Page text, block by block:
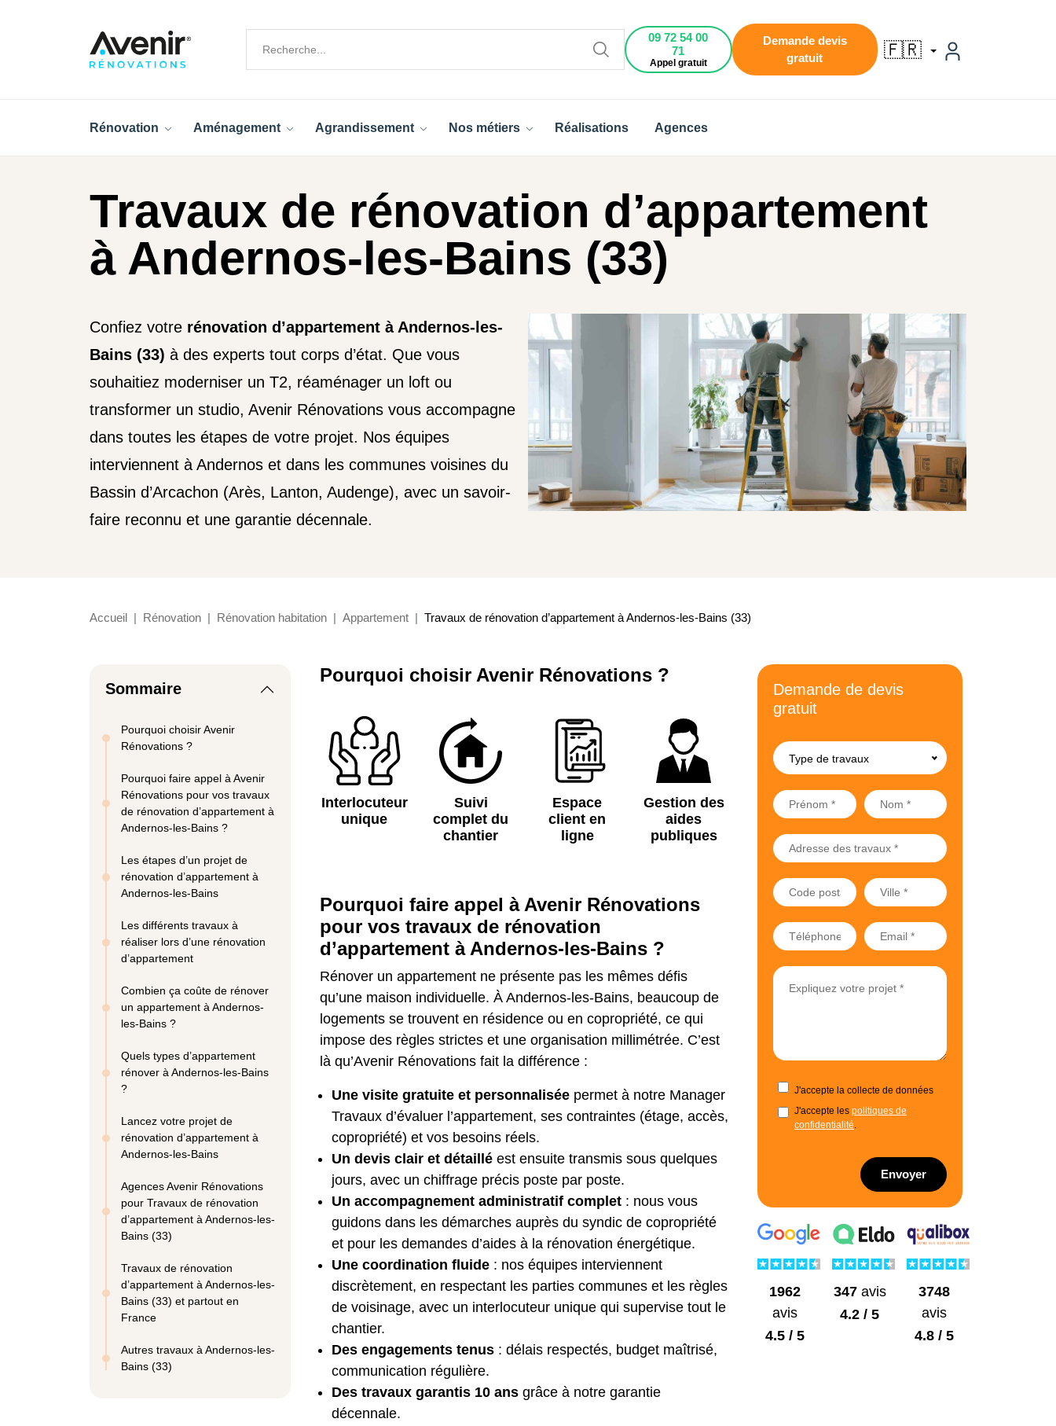
09 72 54 00
71
Appel gratuit
Demande devis
gratuit
🇫🇷
Rénovation Aménagement Agrandissement Nos métiers Réalisations Agences
Travaux de rénovation d’appartement
à Andernos-les-Bains (33)
Confiez votre rénovation d’appartement à Andernos-les-
Bains (33) à des experts tout corps d’état. Que vous
souhaitiez moderniser un T2, réaménager un loft ou
transformer un studio, Avenir Rénovations vous accompagne
dans toutes les étapes de votre projet. Nos équipes
interviennent à Andernos et dans les communes voisines du
Bassin d’Arcachon (Arès, Lanton, Audenge), avec un savoir-
faire reconnu et une garantie décennale.
Accueil Rénovation Rénovation habitation Appartement Travaux de rénovation d’appartement à Andernos-les-Bains (33)
Sommaire
Pourquoi choisir Avenir
Rénovations ?
Pourquoi faire appel à Avenir
Rénovations pour vos travaux
de rénovation d’appartement à
Andernos-les-Bains ?
Les étapes d’un projet de
rénovation d’appartement à
Andernos-les-Bains
Les différents travaux à
réaliser lors d’une rénovation
d’appartement
Combien ça coûte de rénover
un appartement à Andernos-
les-Bains ?
Quels types d’appartement
rénover à Andernos-les-Bains
?
Lancez votre projet de
rénovation d’appartement à
Andernos-les-Bains
Agences Avenir Rénovations
pour Travaux de rénovation
d’appartement à Andernos-les-
Bains (33)
Travaux de rénovation
d’appartement à Andernos-les-
Bains (33) et partout en
France
Autres travaux à Andernos-les-
Bains (33)
Pourquoi choisir Avenir Rénovations ?
Interlocuteur
unique
Suivi
complet du
chantier
Espace
client en
ligne
Gestion des
aides
publiques
Pourquoi faire appel à Avenir Rénovations
pour vos travaux de rénovation
d’appartement à Andernos-les-Bains ?
Rénover un appartement ne présente pas les mêmes défis
qu’une maison individuelle. À Andernos-les-Bains, beaucoup de
logements se trouvent en résidence ou en copropriété, ce qui
impose des règles strictes et une organisation millimétrée. C’est
là qu’Avenir Rénovations fait la différence :
Une visite gratuite et personnalisée permet à notre Manager
Travaux d’évaluer l’appartement, ses contraintes (étage, accès,
copropriété) et vos besoins réels.
Un devis clair et détaillé est ensuite transmis sous quelques
jours, avec un chiffrage précis poste par poste.
Un accompagnement administratif complet : nous vous
guidons dans les démarches auprès du syndic de copropriété
et pour les demandes d’aides à la rénovation énergétique.
Une coordination fluide : nos équipes interviennent
discrètement, en respectant les parties communes et les règles
de voisinage, avec un interlocuteur unique qui supervise tout le
chantier.
Des engagements tenus : délais respectés, budget maîtrisé,
communication régulière.
Des travaux garantis 10 ans grâce à notre garantie
décennale.
Demande de devis
gratuit
Type de travaux
J'accepte la collecte de données
J'accepte les politiques de
confidentialité.
Envoyer
1962
avis
4.5 / 5
347avis
4.2 / 5
3748
avis
4.8 / 5